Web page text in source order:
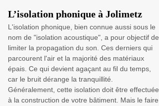
L’isolation phonique à Jolimetz
L'isolation phonique, bien connue aussi sous le
nom de "isolation acoustique", a pour objectif de
limiter la propagation du son. Ces derniers qui
parcourent l'air et la majorité des matériaux
épais. Ce qui devient agaçant au fil du temps,
car le bruit dérange la tranquillité.
Généralement, cette isolation doit être effectuée
à la construction de votre bâtiment. Mais le faire